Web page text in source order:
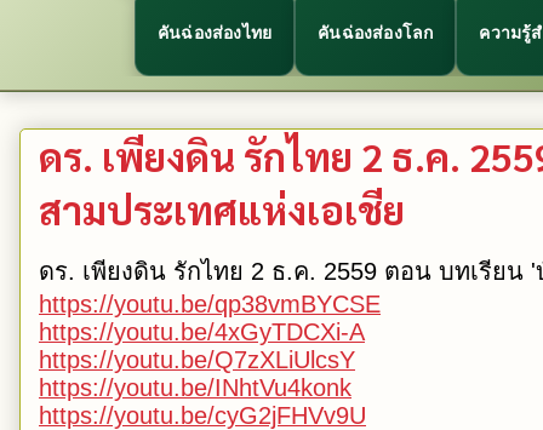
คันฉ่องส่องไทย คันฉ่องส่องโลก ความรู้
ดร.​ เพียงดิน รักไทย 2 ธ.ค.
สามประเทศแห่งเอเชีย
ดร.​ เพียงดิน รักไทย 2 ธ.ค. 2559 ตอน บทเรียน
https://youtu.be/qp38vmBYCSE
https://youtu.be/4xGyTDCXi-A
https://youtu.be/Q7zXLiUlcsY
https://youtu.be/INhtVu4konk
https://youtu.be/cyG2jFHVv9U